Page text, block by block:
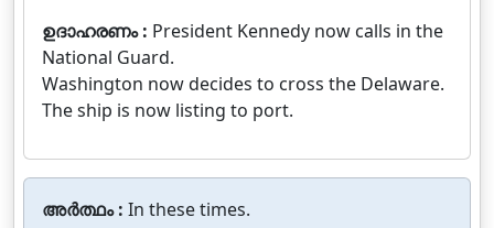
ഉദാഹരണം : President Kennedy now calls in the
National Guard.
Washington now decides to cross the Delaware.
The ship is now listing to port.
അർത്ഥം : In these times.